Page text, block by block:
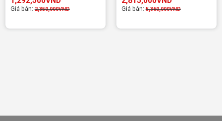
Giá bán:2,350,000VND Giá bán:5,360,000VND